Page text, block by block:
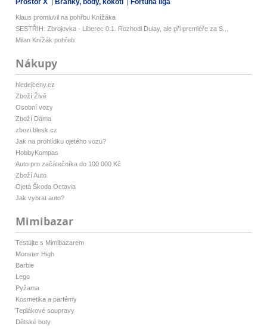
Prostor X Branky, body, kokoti Fortuna liga
Klaus promluvil na pohřbu Knížáka
SESTŘIH: Zbrojovka - Liberec 0:1. Rozhodl Dulay, ale při premiéře za S...
Milan Knížák pohřeb
Nákupy
hledejceny.cz
Zboží Živě
Osobní vozy
Zboží Dáma
zbozi.blesk.cz
Jak na prohlídku ojetého vozu?
HobbyKompas
Auto pro začátečníka do 100 000 Kč
Zboží Auto
Ojetá Škoda Octavia
Jak vybrat auto?
Mimibazar
Testujte s Mimibazarem
Monster High
Barbie
Lego
Pyžama
Kosmetika a parfémy
Teplákové soupravy
Dětské boty